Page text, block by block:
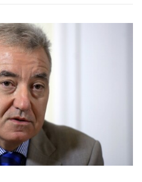
della donna
dell’anziano, che non